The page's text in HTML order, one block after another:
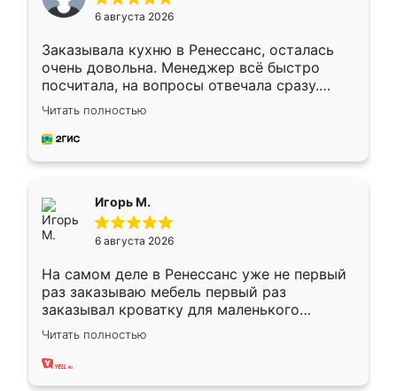
6 августа 2026
Заказывала кухню в Ренессанс, осталась
очень довольна. Менеджер всё быстро
посчитала, на вопросы отвечала сразу.
Замерщик приехал в субботу, подошёл к
делу со всей ответственностью. Собрали
за день, ребята работали аккуратно, даже
Читать полностью
Игорь М.
6 августа 2026
На самом деле в Ренессанс уже не первый
раз заказываю мебель первый раз
заказывал кроватку для маленького
ребёнка при его рождении ,во второй раз
заказал шкаф-купе. По качеству очень
хорошее сборка достаточно быстрая,
Читать полностью